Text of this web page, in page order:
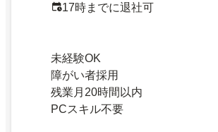
17時までに退社可
未経験OK
障がい者採用
残業月20時間以内
PCスキル不要